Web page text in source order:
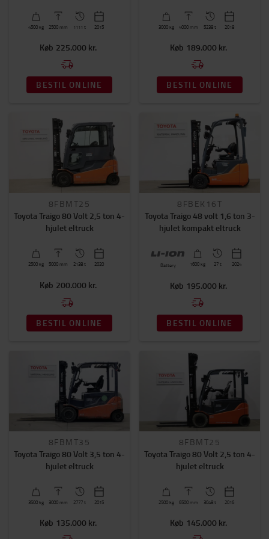
4500 kg 2500 mm 1111 t 2015
Køb 225.000 kr.
BESTIL ONLINE
3000 kg 4000 mm 5238 t 2018
Køb 189.000 kr.
BESTIL ONLINE
8FBMT25
Toyota Traigo 80 Volt 2,5 ton 4-
hjulet eltruck
2500 kg 5000 mm 2138 t 2020
Køb 200.000 kr.
BESTIL ONLINE
8FBEK16T
Toyota Traigo 48 volt 1,6 ton 3-
hjulet kompakt eltruck
Battery 1600 kg 27 t 2024
Køb 195.000 kr.
BESTIL ONLINE
8FBMT35
Toyota Traigo 80 Volt 3,5 ton 4-
hjulet eltruck
3500 kg 3000 mm 2777 t 2015
Køb 135.000 kr.
8FBMT25
Toyota Traigo 80 Volt 2,5 ton 4-
hjulet eltruck
2500 kg 6500 mm 3048 t 2016
Køb 145.000 kr.